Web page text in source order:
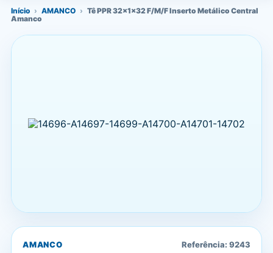
Início › AMANCO › Tê PPR 32x1x32 F/M/F Inserto Metálico Central
Amanco
AMANCO Referência: 9243